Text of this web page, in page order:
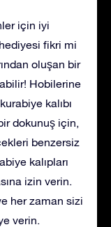
için iyi
fikri mi
oluşan bir
Hobilerine
kalıbı
dokunuş için,
benzersiz
kalıpları
izin verin.
her zaman sizi
verin.